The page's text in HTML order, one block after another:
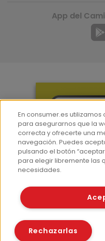
Corpus
App del
©
Políticas
En consumer.es
para asegurarnos que la
correcta y ofrecerte una
navegación. Puedes
pulsando el botón
para elegir libremente las
necesidades.
Rechazarlas